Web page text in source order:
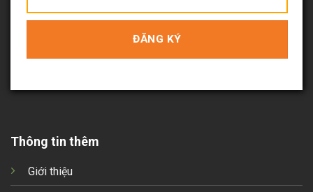
Thông tin thêm
Giới thiệu